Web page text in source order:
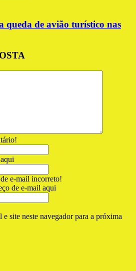
queda de avião turístico nas
e-mail incorreto!
de e-mail aqui
e site neste navegador para a próxima